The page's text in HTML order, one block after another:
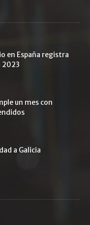
en España registra
2023
un mes con
a Galicia